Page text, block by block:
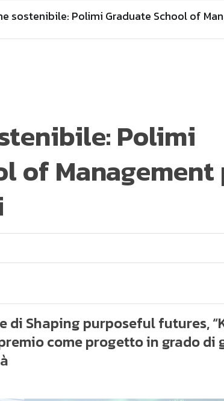
sostenibile: Polimi Graduate School of
Polimi
of
di Shaping purposeful futures,
come progetto in grado di